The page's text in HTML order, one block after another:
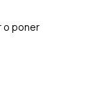
o poner